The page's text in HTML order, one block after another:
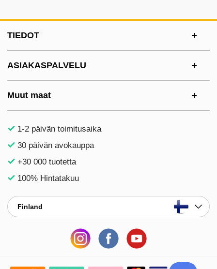
TIEDOT
ASIAKASPALVELU
Muut maat
1-2 päivän toimitusaika
30 päivän avokauppa
+30 000 tuotetta
100% Hintatakuu
Finland